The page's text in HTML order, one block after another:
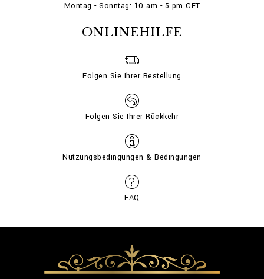
Montag - Sonntag: 10 am - 5 pm CET
ONLINEHILFE
Folgen Sie Ihrer Bestellung
Folgen Sie Ihrer Rückkehr
Nutzungsbedingungen & Bedingungen
FAQ